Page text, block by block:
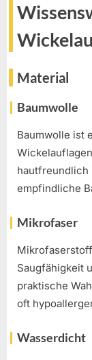
Material
Baumwolle
Baumwolle ist
hautfreundlich
empfindliche
Mikrofaser
Saugfähigkeit
praktische
oft
Wasserdicht